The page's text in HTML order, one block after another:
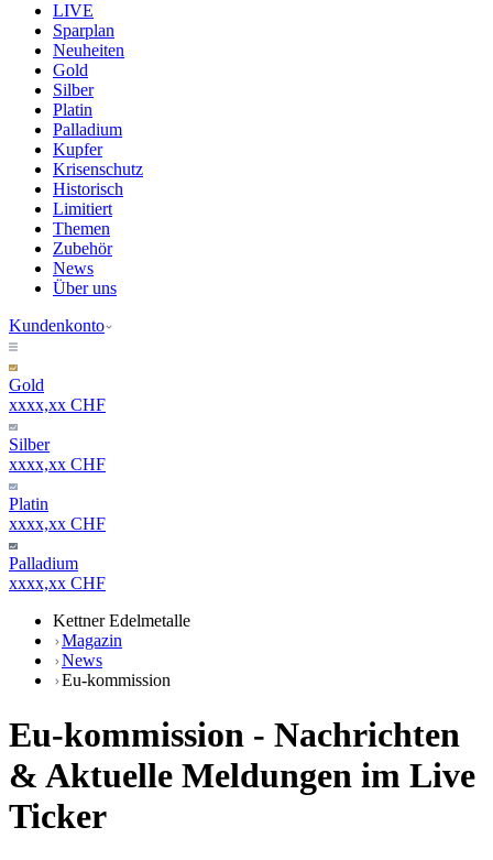
LIVE
Sparplan
Neuheiten
Gold
Silber
Platin
Palladium
Kupfer
Krisenschutz
Historisch
Limitiert
Themen
Zubehör
News
Über uns
Kundenkonto
Gold
xxxx,xx CHF
Silber
xxxx,xx CHF
Platin
xxxx,xx CHF
Palladium
xxxx,xx CHF
Kettner Edelmetalle
Magazin
News
Eu-kommission
Eu-kommission - Nachrichten
& Aktuelle Meldungen im Live
Ticker